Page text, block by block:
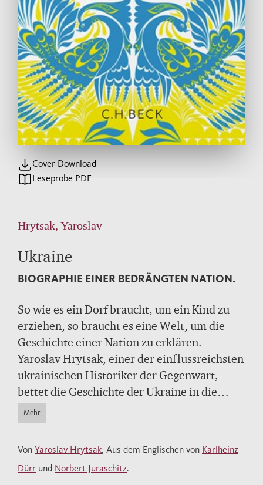
Cover Download
Leseprobe PDF
Hrytsak, Yaroslav
Ukraine
BIOGRAPHIE EINER BEDRÄNGTEN NATION.
So wie es ein Dorf braucht, um ein Kind zu
erziehen, so braucht es eine Welt, um die
Geschichte einer Nation zu erklären.
Yaroslav Hrytsak, einer der einflussreichsten
ukrainischen Historiker der Gegenwart,
bettet die Geschichte der Ukraine in die
Geschichte Europas und ihre globalen
Zusammenhänge ein und zeigt die
wurde in der Ukraine zum Bestseller und
erklärte der angegriffenen Nation, woher sie
Mehr
Von Yaroslav Hrytsak, Aus dem Englischen von Karlheinz
Dürr und Norbert Juraschitz.